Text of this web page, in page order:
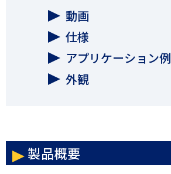
動画
仕様
アプリケーション例
外観
製品概要